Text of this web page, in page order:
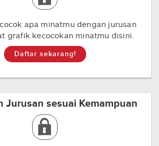
apa minatmu dengan jurusan
grafik kecocokan minatmu disini.
Daftar sekarang!
Jurusan sesuai Kemampuan